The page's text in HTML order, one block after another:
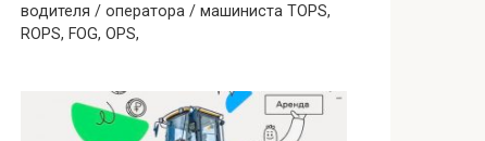
водителя / оператора / машиниста TOPS,
ROPS, FOG, OPS,